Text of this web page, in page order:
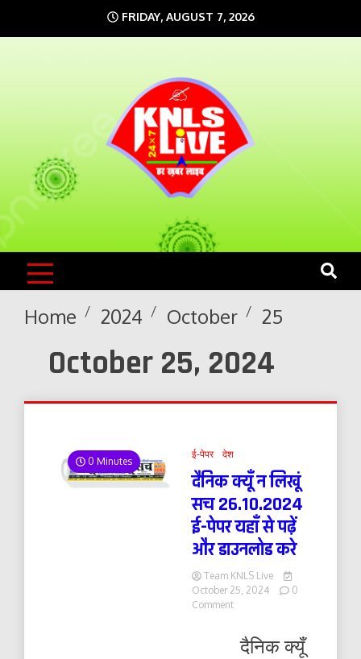
to
FRIDAY, AUGUST 7, 2026
KNLS LIVE
India`s No.1 News Portal
Home 2024 October 25
October 25, 2024
0 Minutes
ई-पेपर देश
दैनिक क्यूँ न लिखूं
सच 26.10.2024
ई-पेपर यहाँ से पढ़ें
और डाउनलोड करे
Team KNLS Live
October 25, 2024
0
Commenton
दैनिक क्यूँ